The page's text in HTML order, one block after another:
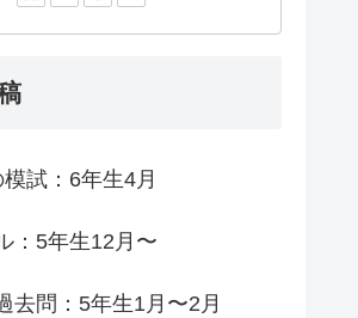
試：6年生4月
：5年生12月〜
去問：5年生1月〜2月